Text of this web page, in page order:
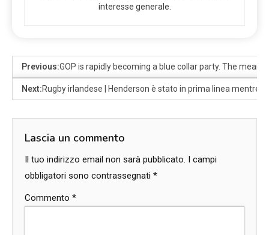
interesse generale.
Previous:GOP is rapidly becoming a blue collar party. The
Next:Rugby irlandese | Henderson è stato in prima linea mentre
Lascia un commento
Il tuo indirizzo email non sarà pubblicato. I campi
obbligatori sono contrassegnati *
Commento *